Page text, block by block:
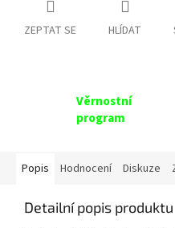
ZEPTAT SE HLÍDAT
Věrnostní
program
Popis Hodnocení Diskuze
Detailní popis produktu